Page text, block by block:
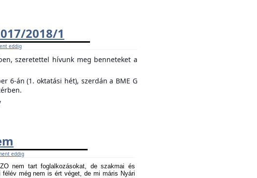
2018/1
eddig
szeretettel hívunk meg benneteket a
6-án (1. oktatási hét), szerdán a BME G
eddig
nem tart foglalkozásokat, de szakmai és
még nem is ért véget, de mi máris Nyári